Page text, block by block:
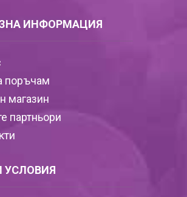
ИНФОРМАЦИЯ
поръчам
магазин
партньори
УСЛОВИЯ